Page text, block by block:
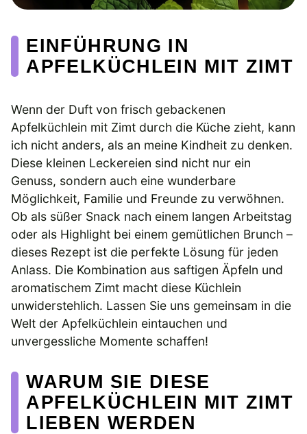
EINFÜHRUNG IN
APFELKÜCHLEIN MIT ZIMT
Wenn der Duft von frisch gebackenen
Apfelküchlein mit Zimt durch die Küche zieht, kann
ich nicht anders, als an meine Kindheit zu denken.
Diese kleinen Leckereien sind nicht nur ein
Genuss, sondern auch eine wunderbare
Möglichkeit, Familie und Freunde zu verwöhnen.
Ob als süßer Snack nach einem langen Arbeitstag
oder als Highlight bei einem gemütlichen Brunch –
dieses Rezept ist die perfekte Lösung für jeden
Anlass. Die Kombination aus saftigen Äpfeln und
aromatischem Zimt macht diese Küchlein
unwiderstehlich. Lassen Sie uns gemeinsam in die
Welt der Apfelküchlein eintauchen und
unvergessliche Momente schaffen!
WARUM SIE DIESE
APFELKÜCHLEIN MIT ZIMT
LIEBEN WERDEN